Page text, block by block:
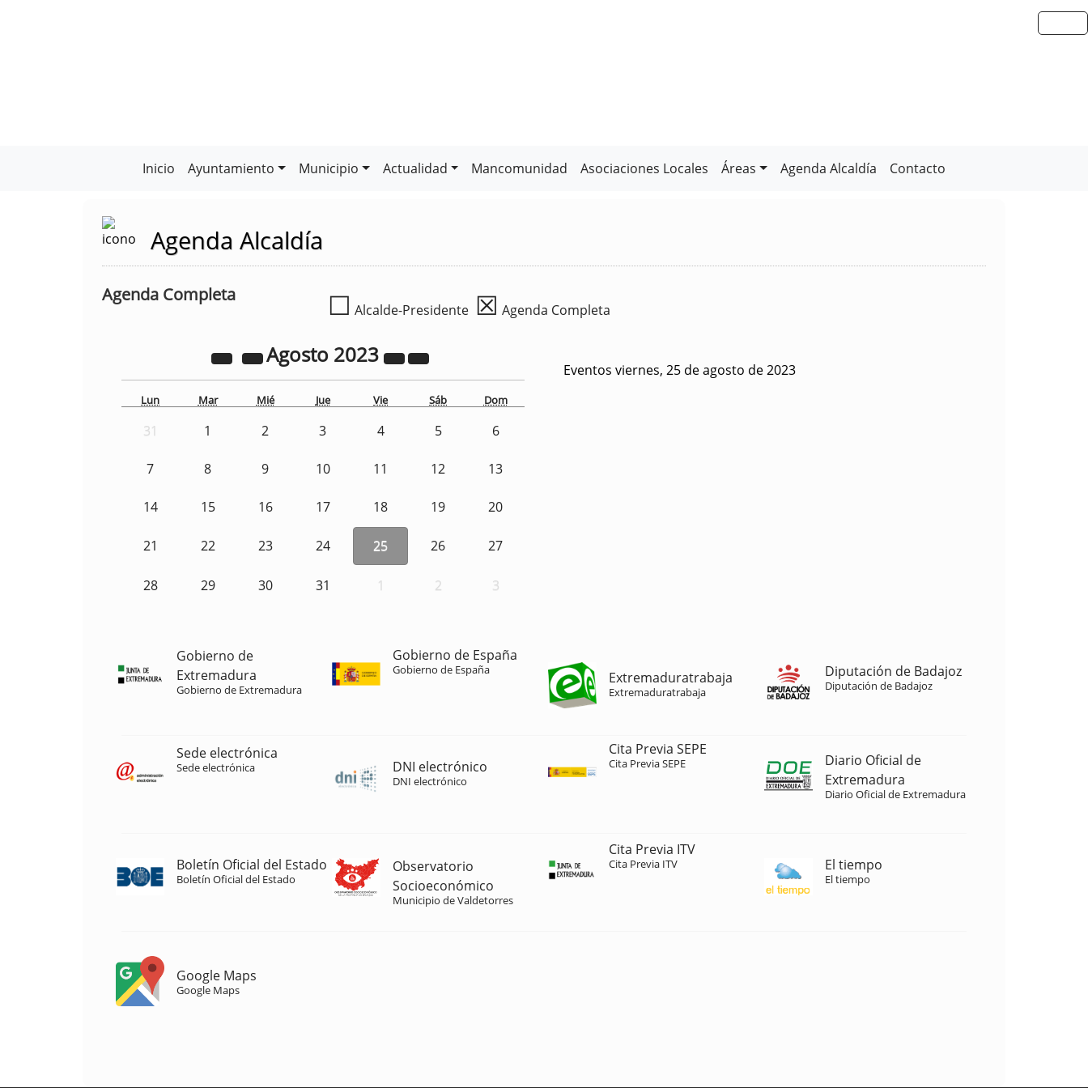
Inicio Ayuntamiento Municipio Actualidad Mancomunidad Asociaciones Locales Áreas Agenda Alcaldía Contacto
Agenda Alcaldía
Agenda Completa ☐ Alcalde-Presidente ☒ Agenda Completa
Agosto 2023
Lun Mar Mié Jue Vie Sáb Dom
31 1 2 3 4 5 6
7 8 9 10 11 12 13
14 15 16 17 18 19 20
21 22 23 24 25 26 27
28 29 30 31 1 2 3
Eventos viernes, 25 de agosto de 2023
Gobierno de
Extremadura
Gobierno de Extremadura
Gobierno de España
Gobierno de España Extremaduratrabaja
Extremaduratrabaja
Diputación de Badajoz
Diputación de Badajoz
Sede electrónica
Sede electrónica DNI electrónico
DNI electrónico
Cita Previa SEPE
Cita Previa SEPE
Diario Oficial de
Extremadura
Diario Oficial de Extremadura
Boletín Oficial del Estado
Boletín Oficial del Estado
Observatorio
Socioeconómico
Municipio de Valdetorres
Cita Previa ITV
Cita Previa ITV El tiempo
El tiempo
Google Maps
Google Maps